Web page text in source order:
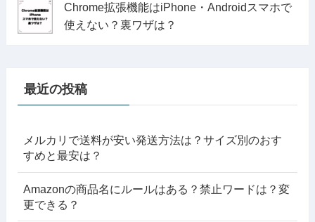
Chrome拡張機能はiPhone・Androidスマホで
使えない？裏ワザは？
最近の投稿
メルカリで送料が安い発送方法は？サイズ別のおす
すめと最安は？
Amazonの商品名にルールはある？禁止ワードは？変
更できる？